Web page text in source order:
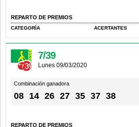
REPARTO DE PREMIOS
CATEGORÍA ACERTANTES
7/39
Lunes 09/03/2020
Combinación ganadora
08 14 26 27 35 37 38
REPARTO DE PREMIOS